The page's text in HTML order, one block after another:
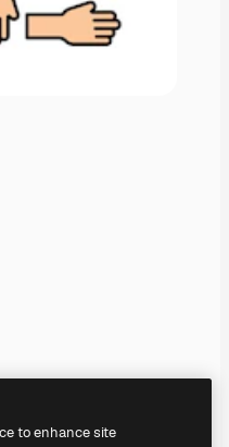
to enhance site